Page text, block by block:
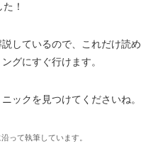
！
しているので、これだけ読め
グにすぐ行けます。
ックを見つけてくださいね。
って執筆しています。